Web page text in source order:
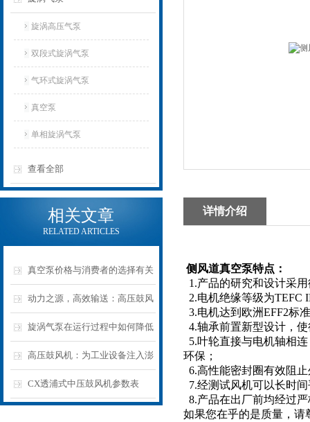
旋涡高压气泵
双段式旋涡气泵
气环式旋涡气泵
真空泵
单相旋涡气泵
查看全部
相关文章
RELATED ARTICLES
真空泵价格与消费者的选择有关
吗
动力之源，高效输送：高压鼓风
机在工业领域的优表现
旋涡气泵在运行过程中如何降低
噪音
高压鼓风机：为工业设备注入澎
湃“气”力，推动生产效率再上新
CX透浦式中压鼓风机参数表
详情介绍
侧风道真空泵特点：
1.产品的研究和设计采
2.电机绝缘等级为TEFC
3.电机达到欧洲EFF2标
4.轴承前置新型设计，
5.叶轮直接与电机轴相
环保；
6.高性能密封圈有效阻
7.经测试风机可以长时
8.产品在出厂前均经过
如果您在乎的是质量，请